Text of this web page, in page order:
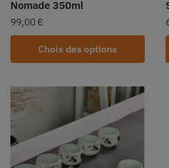
Nomade 350ml
99,00 €
Choix des options